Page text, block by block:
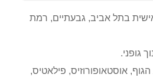
בתל אביב, גבעתיים, רמת
גופני.
אוסטאופורוזיס, פילאטיס,